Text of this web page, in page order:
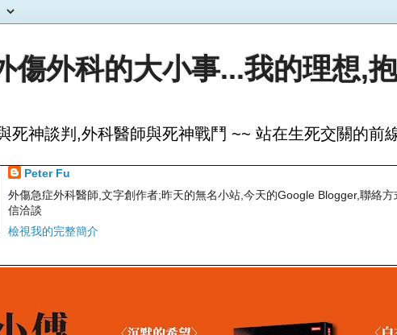
傷外科的大小事...我的理想,
死神談判,外科醫師與死神戰鬥 ~~ 站在生死交關的前
Peter Fu
外傷急症外科醫師,文字創作者;昨天的無名小站,今天的Google Blogger,聯絡
信洽談
檢視我的完整簡介